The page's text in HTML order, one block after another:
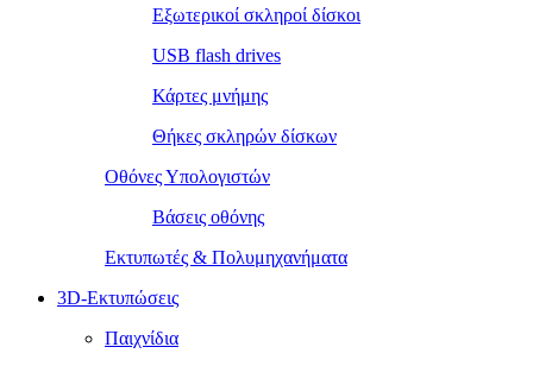
Εξωτερικοί σκληροί δίσκοι
USB flash drives
Κάρτες μνήμης
Θήκες σκληρών δίσκων
Οθόνες Υπολογιστών
Βάσεις οθόνης
Εκτυπωτές & Πολυμηχανήματα
3D-Εκτυπώσεις
Παιχνίδια